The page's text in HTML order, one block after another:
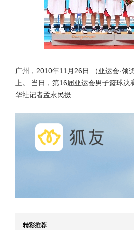
广州，2010年11月26日 （亚运会·领
上。 当日，第16届亚运会男子篮球
华社记者孟永民摄
精彩推荐